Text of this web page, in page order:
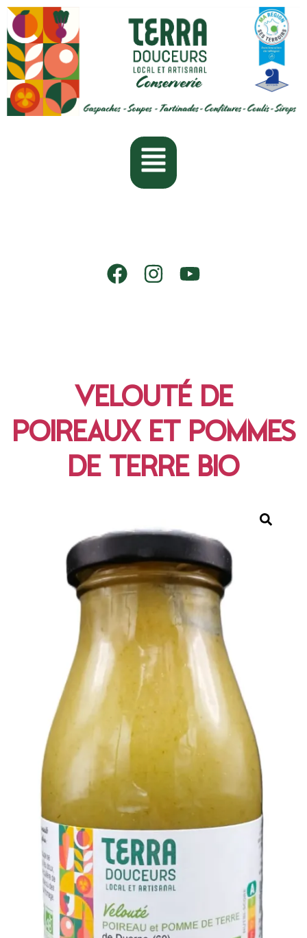
VELOUTÉ DE
POIREAUX ET POMMES
DE TERRE BIO